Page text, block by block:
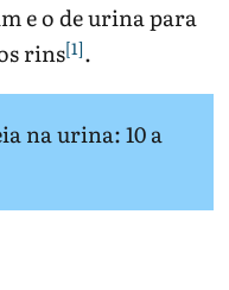
e o de urina para
rins[1].
na urina: 10 a